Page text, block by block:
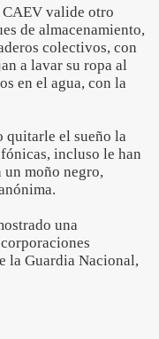
CAEV valide otro
de almacenamiento,
colectivos, con
a lavar su ropa al
en el agua, con la
quitarle el sueño la
incluso le han
moño negro,
una
la Guardia Nacional,